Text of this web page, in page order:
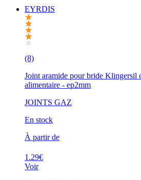
EYRDIS
(8)
Joint aramide pour bride Klingersil
alimentaire - ep2mm
JOINTS GAZ
En stock
À partir de
1.29€
Voir